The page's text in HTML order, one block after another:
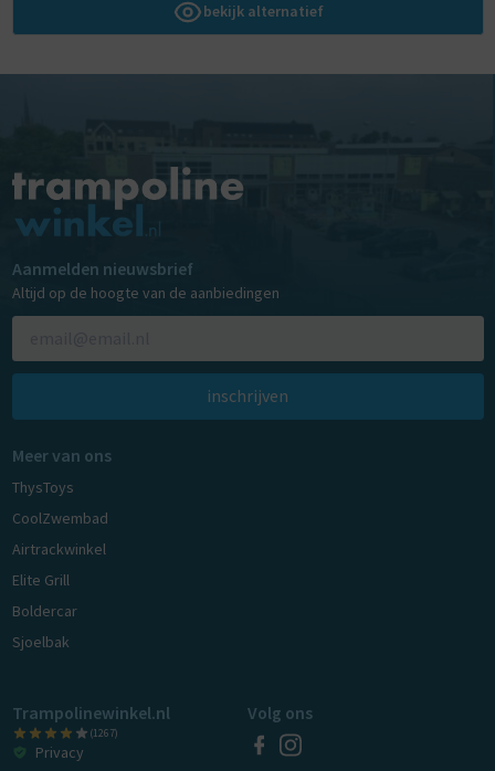
bekijk alternatief
Aanmelden nieuwsbrief
Altijd op de hoogte van de aanbiedingen
inschrijven
Meer van ons
ThysToys
CoolZwembad
Airtrackwinkel
Elite Grill
Boldercar
Sjoelbak
Trampolinewinkel.nl
(1267)
Privacy
Volg ons